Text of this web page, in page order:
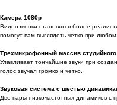
Камера 1080p
Видеозвонки становятся более
помогут вам выглядеть четко при
Трехмикрофонный массив студийного
Улавливает тончайшие звуки при
голос звучал громко и четко.
Звуковая система с шестью
Две пары низкочастотных динамиков с